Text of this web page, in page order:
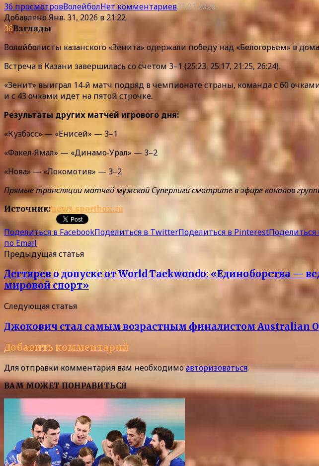
36 просмотровВолейболНет комментариев31.01.2026
ДобавленоЯнв. 31, 2026 в 21:22
36Взгляды
Волейболисты казанского «Зенита» одержали победу над «Белогорьем» в
Встреча в Казани завершилась со счетом 3–1 (25:23, 25:17, 21:25, 26:24).
«Зенит» выиграл 14‑й матч подряд в чемпионате страны, команда с 60
и с 43 очками идет на пятой строчке.
Результаты других матчей игрового дня:
«Кузбасс» — «Енисей» — 3–1
«Факел‑Ямал» — «Динамо‑Урал» — 3–2
«Нова» — «Локомотив» — 3–2
Прямые трансляции матчей мужской Суперлиги смотрите в эфире каналов
Источник:news.sportbox.ru
Поделиться в FacebookПоделиться в TwitterПоделиться в Pinterest
по Email
Предыдущая статья
Дегтярев о допуске от World Taekwondo: «Единоборства —
мировой спорт»
Следующая статья
Джокович стал самым возрастным финалистом Australian
Добавить комментарий
Для отправки комментария вам необходимоавторизоваться.
ВАМ МОЖЕТ ПОНРАВИТЬСЯ